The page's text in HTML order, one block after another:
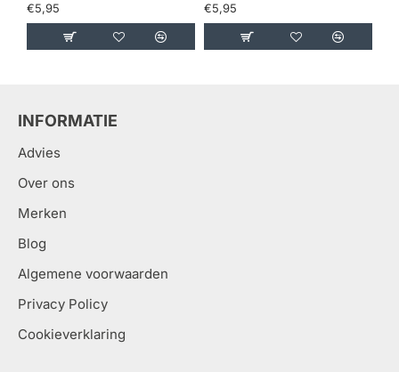
€5,95 €5,95
INFORMATIE
Advies
Over ons
Merken
Blog
Algemene voorwaarden
Privacy Policy
Cookieverklaring